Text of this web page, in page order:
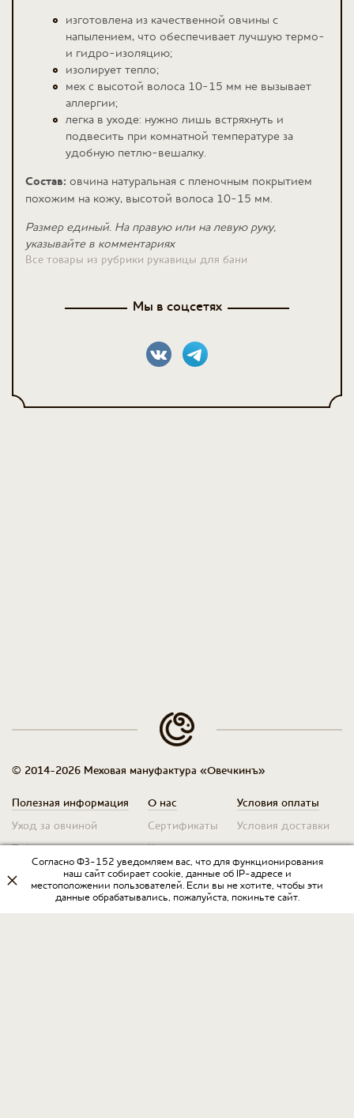
изготовлена из качественной овчины с
напылением, что обеспечивает лучшую термо-
и гидро-изоляцию;
изолирует тепло;
мех с высотой волоса 10-15 мм не вызывает
аллергии;
легка в уходе: нужно лишь встряхнуть и
подвесить при комнатной температуре за
удобную петлю-вешалку.
Состав: овчина натуральная с пленочным покрытием
похожим на кожу, высотой волоса 10-15 мм.
Размер единый. На правую или на левую руку,
указывайте в комментариях
Все товары из рубрики рукавицы для бани
Мы в соцсетях
© 2014-2026 Меховая мануфактура «Овечкинъ»
Полезная информация
Уход за овчиной
Таблица размеров
О нас
Сертификаты
Контакты
Условия оплаты
Условия доставки
Оплата для юр. лиц
Условия возврата
Оптовикам
Договор оферты
Согласно ФЗ-152 уведомляем вас, что для функционирования
наш сайт собирает cookie, данные об IP-адресе и
местоположении пользователей. Если вы не хотите, чтобы эти
данные обрабатывались, пожалуйста, покиньте сайт.